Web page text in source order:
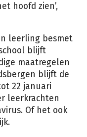
hoofd zien’,
leerling besmet
blijft
maatregelen
blijft de
22 januari
leerkrachten
Of het ook